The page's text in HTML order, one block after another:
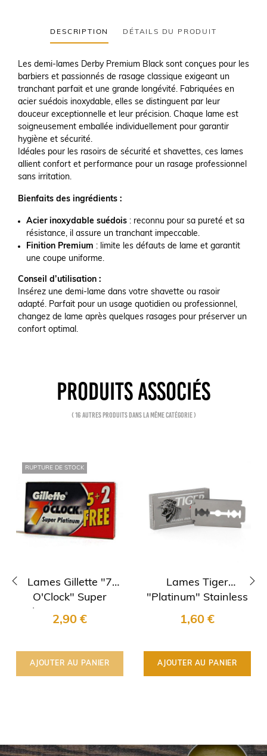
DESCRIPTION DÉTAILS DU PRODUIT
Les demi-lames Derby Premium Black sont conçues pour les
barbiers et passionnés de rasage classique exigeant un
tranchant parfait et une grande longévité. Fabriquées en
acier suédois inoxydable, elles se distinguent par leur
douceur exceptionnelle et leur précision. Chaque lame est
soigneusement emballée individuellement pour garantir
hygiène et sécurité.
Idéales pour les rasoirs de sécurité et shavettes, ces lames
allient confort et performance pour un rasage professionnel
sans irritation.
Bienfaits des ingrédients :
Acier inoxydable suédois : reconnu pour sa pureté et sa
résistance, il assure un tranchant impeccable.
Finition Premium : limite les défauts de lame et garantit
une coupe uniforme.
Conseil d’utilisation :
Insérez une demi-lame dans votre shavette ou rasoir
adapté. Parfait pour un usage quotidien ou professionnel,
changez de lame après quelques rasages pour préserver un
confort optimal.
PRODUITS ASSOCIÉS
( 16 autres produits dans la même catégorie )
RUPTURE DE STOCK
Lames Gillette "7
O'Clock" Super
Platinium par 5+2
2,90 €
AJOUTER AU PANIER
Lames Tiger
"Platinum" Stainless
par 5
1,60 €
AJOUTER AU PANIER